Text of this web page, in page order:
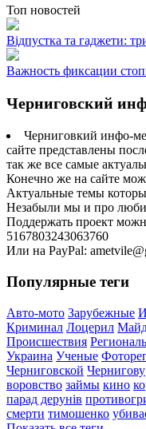
Топ новостей
Відпустка та гаджети:
Важность фиксации
Черниговский
Черниговкий инфо-
сайте представлены
так же все самые
Конечно же на сайте
Актуальные темы
Незабыли мы и про
Поддержать проект
5167803243063760
Или на PayPal:
Популярные теги
Авто-мото Зарубежные
Криминал Лоцерил
Происшествия
Украина Ученые
Черниговской Чернигову
воровство займы кино
парад дерунів
смерти тимошенко